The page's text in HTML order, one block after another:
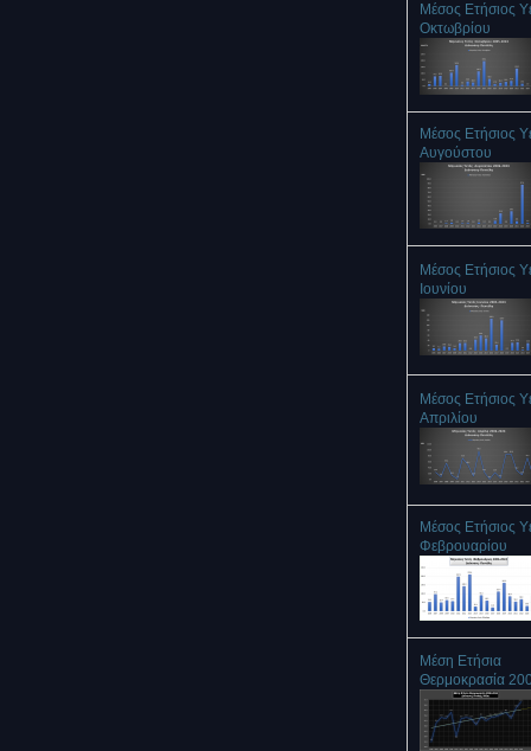
Μέσος Ετήσιος
Οκτωβρίου
Μέσος Ετήσιος
Αυγούστου
Μέσος Ετήσιος
Ιουνίου
Μέσος Ετήσιος
Απριλίου
Μέσος Ετήσιος
Φεβρουαρίου
Μέση Ετήσια
Θερμοκρασία